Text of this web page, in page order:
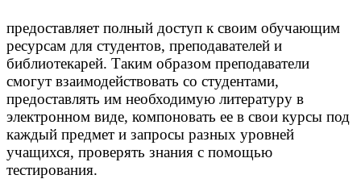
предоставляет полный доступ к своим обучающим
ресурсам для студентов, преподавателей и
библиотекарей. Таким образом преподаватели
смогут взаимодействовать со студентами,
предоставлять им необходимую литературу в
электронном виде, компоновать ее в свои курсы под
каждый предмет и запросы разных уровней
учащихся, проверять знания с помощью
тестирования.